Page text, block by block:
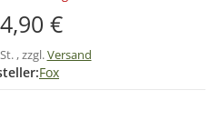
€
, zzgl.Versand
Fox